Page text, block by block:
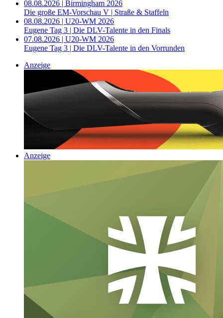
08.08.2026 | Birmingham 2026
Die große EM-Vorschau V | Straße & Staffeln
08.08.2026 | U20-WM 2026
Eugene Tag 3 | Die DLV-Talente in den Finals
07.08.2026 | U20-WM 2026
Eugene Tag 3 | Die DLV-Talente in den Vorrunden
Anzeige
Anzeige